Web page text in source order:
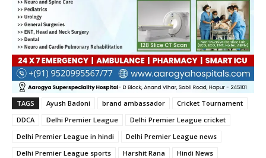
TAGS Ayush Badoni brand ambassador
Cricket Tournament
DDCA
Delhi Premier League
Delhi Premier League cricket
Delhi Premier League in hindi
Delhi Premier League news
Delhi Premier League sports
Harshit Rana
Hindi News